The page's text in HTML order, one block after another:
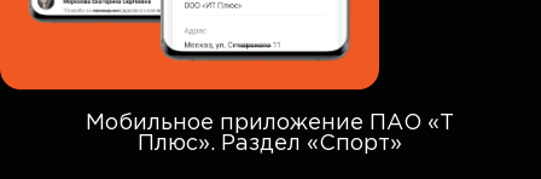
Мобильное приложение ПАО «Т
Плюс». Раздел «Спорт»